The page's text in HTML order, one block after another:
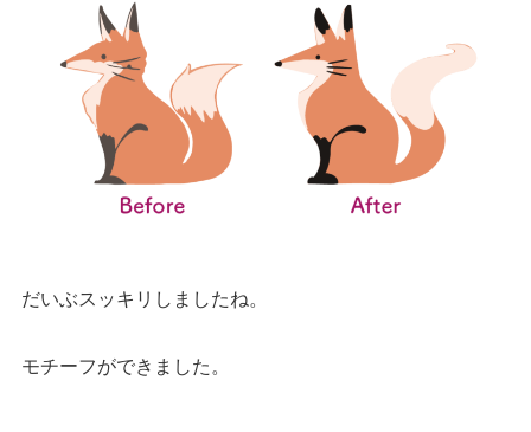
だいぶスッキリしましたね。
モチーフができました。